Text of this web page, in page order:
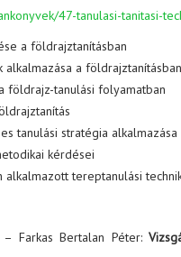
47-tanulasi-tanitasi-
a földrajztanításban
a földrajztanításban
földrajz-tanulási folyamatban
tanulási stratégia
kérdései
tereptanulási
Farkas Bertalan Péter: